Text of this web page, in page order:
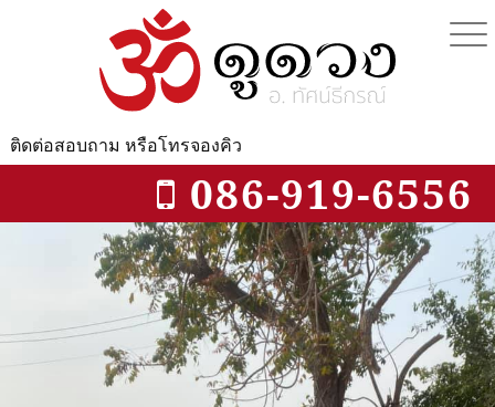
ติดต่อสอบถาม หรือโทรจองคิว
086-919-6556